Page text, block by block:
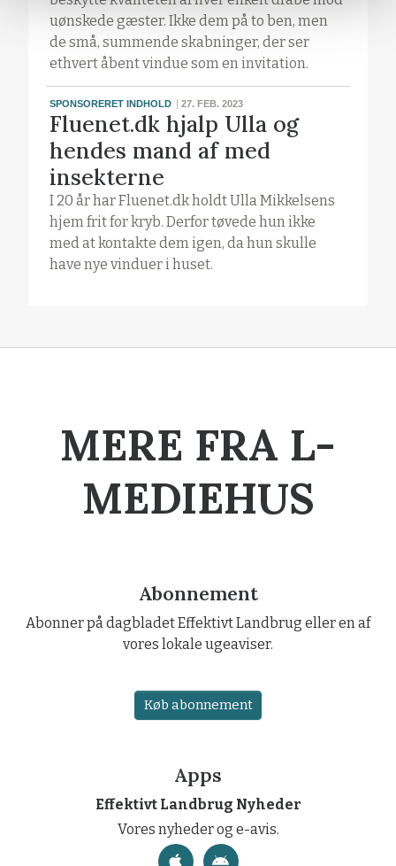
uønskede gæster. Ikke dem på to ben, men
de små, summende skabninger, der ser
ethvert åbent vindue som en invitation.
SPONSORERET INDHOLD 27. FEB. 2023
Fluenet.dk hjalp Ulla og
hendes mand af med
insekterne
I 20 år har Fluenet.dk holdt Ulla Mikkelsens
hjem frit for kryb. Derfor tøvede hun ikke
med at kontakte dem igen, da hun skulle
have nye vinduer i huset.
MERE FRA L-
MEDIEHUS
Abonnement
Abonner på dagbladet Effektivt Landbrug eller en af
vores lokale ugeaviser.
Køb abonnement
Apps
Effektivt Landbrug Nyheder
Vores nyheder og e-avis.